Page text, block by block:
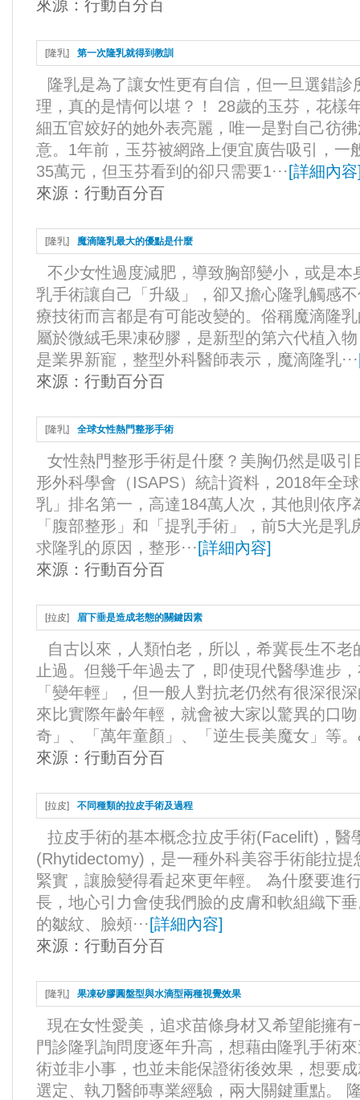
來源： 行動百分百
[隆乳] 第一次隆乳就得到教訓
隆乳是為了讓女性更有自信，但一旦選錯
理，真的是情何以堪？！ 28歲的玉芬，花樣
細五官姣好的她外表亮麗，唯一是對自己彷
意。1年前，玉芬被網路上便宜廣告吸引，一
35萬元，但玉芬看到的卻只需要1··· [詳細內容
來源： 行動百分百
[隆乳] 魔滴隆乳最大的優點是什麼
不少女性過度減肥，導致胸部變小，或是
乳手術讓自己「升級」，卻又擔心隆乳觸感
療技術而言都是有可能改變的。俗稱魔滴隆
屬於微絨毛果凍矽膠，是新型的第六代植入
是業界新寵，整型外科醫師表示，魔滴隆乳···
來源： 行動百分百
[隆乳] 全球女性熱門整形手術
女性熱門整形手術是什麼？美胸仍然是吸
形外科學會（ISAPS）統計資料，2018年全
乳」排名第一，高達184萬人次，其他則依
「腹部整形」和「提乳手術」，前5大光是
求隆乳的原因，整形··· [詳細內容]
來源： 行動百分百
[拉皮] 眉下垂是造成老態的關鍵因素
自古以來，人類怕老，所以，希冀長生不
止過。但幾千年過去了，即使現代醫學進步
「變年輕」，但一般人對抗老仍然有很深很
來比實際年齡年輕，就會被大家以驚異的口
奇」、「萬年童顏」、「逆生長美魔女」等。
來源： 行動百分百
[拉皮] 不同種類的拉皮手術及過程
拉皮手術的基本概念拉皮手術(Facelift)，醫
(Rhytidectomy)，是一種外科美容手術能拉
緊實，讓臉變得看起來更年輕。 為什麼要進
長，地心引力會使我們臉的皮膚和軟組織下
的皺紋、臉頰··· [詳細內容]
來源： 行動百分百
[隆乳] 果凍矽膠圓盤型與水滴型兩種視覺效果
現在女性愛美，追求苗條身材又希望能擁
門診隆乳詢問度逐年升高，想藉由隆乳手術
術並非小事，也並未能保證術後效果，想要
選定、執刀醫師專業經驗，兩大關鍵重點。